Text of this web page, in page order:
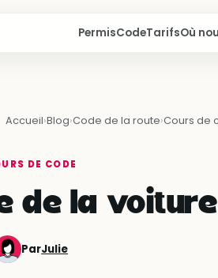
PermisCodeTarifsOù
Accueil›Blog›Code de la route›Cours de
DE CODE
de la voiture
ParJulie